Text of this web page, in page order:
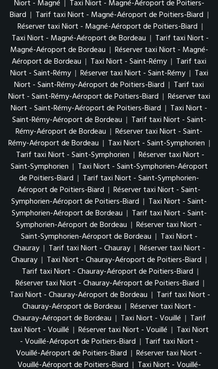
Niort - Magné | Taxi Niort - Magné-Aéroport de Poitiers-
Biard | Tarif taxi Niort - Magné-Aéroport de Poitiers-Biard |
Réserver taxi Niort - Magné-Aéroport de Poitiers-Biard |
Taxi Niort - Magné-Aéroport de Bordeau | Tarif taxi Niort -
Magné-Aéroport de Bordeau | Réserver taxi Niort - Magné-
Aéroport de Bordeau | Taxi Niort - Saint-Rémy | Tarif taxi
Niort - Saint-Rémy | Réserver taxi Niort - Saint-Rémy | Taxi
Niort - Saint-Rémy-Aéroport de Poitiers-Biard | Tarif taxi
Niort - Saint-Rémy-Aéroport de Poitiers-Biard | Réserver taxi
Niort - Saint-Rémy-Aéroport de Poitiers-Biard | Taxi Niort -
Saint-Rémy-Aéroport de Bordeau | Tarif taxi Niort - Saint-
Rémy-Aéroport de Bordeau | Réserver taxi Niort - Saint-
Rémy-Aéroport de Bordeau | Taxi Niort - Saint-Symphorien |
Tarif taxi Niort - Saint-Symphorien | Réserver taxi Niort -
Saint-Symphorien | Taxi Niort - Saint-Symphorien-Aéroport
de Poitiers-Biard | Tarif taxi Niort - Saint-Symphorien-
Aéroport de Poitiers-Biard | Réserver taxi Niort - Saint-
Symphorien-Aéroport de Poitiers-Biard | Taxi Niort - Saint-
Symphorien-Aéroport de Bordeau | Tarif taxi Niort - Saint-
Symphorien-Aéroport de Bordeau | Réserver taxi Niort -
Saint-Symphorien-Aéroport de Bordeau | Taxi Niort -
Chauray | Tarif taxi Niort - Chauray | Réserver taxi Niort -
Chauray | Taxi Niort - Chauray-Aéroport de Poitiers-Biard |
Tarif taxi Niort - Chauray-Aéroport de Poitiers-Biard |
Réserver taxi Niort - Chauray-Aéroport de Poitiers-Biard |
Taxi Niort - Chauray-Aéroport de Bordeau | Tarif taxi Niort -
Chauray-Aéroport de Bordeau | Réserver taxi Niort -
Chauray-Aéroport de Bordeau | Taxi Niort - Vouillé | Tarif
taxi Niort - Vouillé | Réserver taxi Niort - Vouillé | Taxi Niort
- Vouillé-Aéroport de Poitiers-Biard | Tarif taxi Niort -
Vouillé-Aéroport de Poitiers-Biard | Réserver taxi Niort -
Vouillé-Aéroport de Poitiers-Biard | Taxi Niort - Vouillé-